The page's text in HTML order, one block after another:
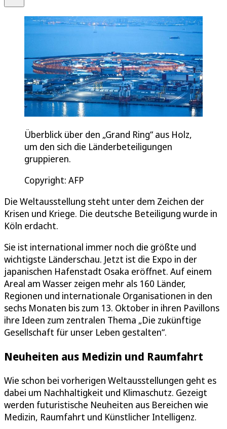
Überblick über den „Grand Ring“ aus Holz,
um den sich die Länderbeteiligungen
gruppieren.
Copyright: AFP
Die Weltausstellung steht unter dem Zeichen der
Krisen und Kriege. Die deutsche Beteiligung wurde in
Köln erdacht.
Sie ist international immer noch die größte und
wichtigste Länderschau. Jetzt ist die Expo in der
japanischen Hafenstadt Osaka eröffnet. Auf einem
Areal am Wasser zeigen mehr als 160 Länder,
Regionen und internationale Organisationen in den
sechs Monaten bis zum 13. Oktober in ihren Pavillons
ihre Ideen zum zentralen Thema „Die zukünftige
Gesellschaft für unser Leben gestalten“.
Neuheiten aus Medizin und Raumfahrt
Wie schon bei vorherigen Weltausstellungen geht es
dabei um Nachhaltigkeit und Klimaschutz. Gezeigt
werden futuristische Neuheiten aus Bereichen wie
Medizin, Raumfahrt und Künstlicher Intelligenz.